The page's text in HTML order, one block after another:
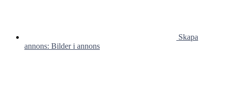
Skapa
annons: Bilder i annons